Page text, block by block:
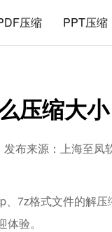
压缩 PPT压缩
压缩大小
发布来源：上海至凤
7z格式文件的解
验。